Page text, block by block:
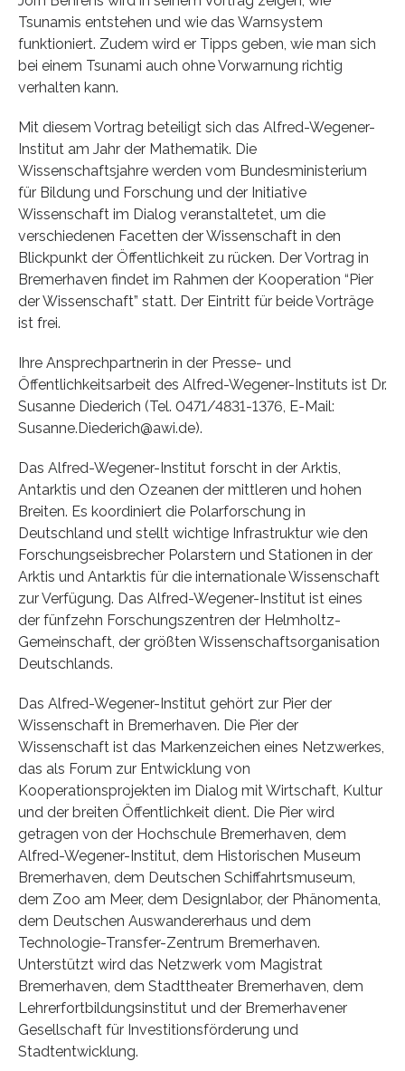
Tsunamis entstehen und wie das Warnsystem
funktioniert. Zudem wird er Tipps geben, wie man sich
bei einem Tsunami auch ohne Vorwarnung richtig
verhalten kann.
Mit diesem Vortrag beteiligt sich das Alfred-Wegener-
Institut am Jahr der Mathematik. Die
Wissenschaftsjahre werden vom Bundesministerium
für Bildung und Forschung und der Initiative
Wissenschaft im Dialog veranstaltetet, um die
verschiedenen Facetten der Wissenschaft in den
Blickpunkt der Öffentlichkeit zu rücken. Der Vortrag in
Bremerhaven findet im Rahmen der Kooperation “Pier
der Wissenschaft” statt. Der Eintritt für beide Vorträge
ist frei.
Ihre Ansprechpartnerin in der Presse- und
Öffentlichkeitsarbeit des Alfred-Wegener-Instituts ist Dr.
Susanne Diederich (Tel. 0471/4831-1376, E-Mail:
Susanne.Diederich@awi.de).
Das Alfred-Wegener-Institut forscht in der Arktis,
Antarktis und den Ozeanen der mittleren und hohen
Breiten. Es koordiniert die Polarforschung in
Deutschland und stellt wichtige Infrastruktur wie den
Forschungseisbrecher Polarstern und Stationen in der
Arktis und Antarktis für die internationale Wissenschaft
zur Verfügung. Das Alfred-Wegener-Institut ist eines
der fünfzehn Forschungszentren der Helmholtz-
Gemeinschaft, der größten Wissenschaftsorganisation
Deutschlands.
Das Alfred-Wegener-Institut gehört zur Pier der
Wissenschaft in Bremerhaven. Die Pier der
Wissenschaft ist das Markenzeichen eines Netzwerkes,
das als Forum zur Entwicklung von
Kooperationsprojekten im Dialog mit Wirtschaft, Kultur
und der breiten Öffentlichkeit dient. Die Pier wird
getragen von der Hochschule Bremerhaven, dem
Alfred-Wegener-Institut, dem Historischen Museum
Bremerhaven, dem Deutschen Schiffahrtsmuseum,
dem Zoo am Meer, dem Designlabor, der Phänomenta,
dem Deutschen Auswandererhaus und dem
Technologie-Transfer-Zentrum Bremerhaven.
Unterstützt wird das Netzwerk vom Magistrat
Bremerhaven, dem Stadttheater Bremerhaven, dem
Lehrerfortbildungsinstitut und der Bremerhavener
Gesellschaft für Investitionsförderung und
Stadtentwicklung.